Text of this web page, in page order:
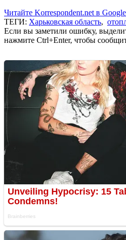
Читайте Korrespondent.net в
ТЕГИ: Харьковская область,
Если вы заметили ошибку,
нажмите Ctrl+Enter, чтобы